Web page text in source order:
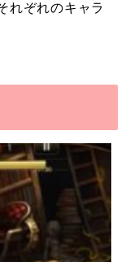
れぞれのキャラ